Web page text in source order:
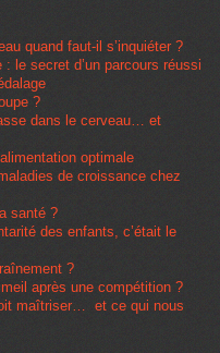
quand faut-il s’inquiéter ?
le secret d’un parcours réussi
?
dans le cerveau… et
optimale
de croissance chez
santé ?
des enfants, c’était le
?
après une compétition ?
maîtriser… et ce qui nous